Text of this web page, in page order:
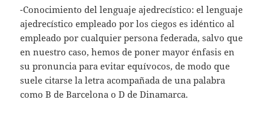
-Conocimiento del lenguaje ajedrecístico: el lenguaje
ajedrecístico empleado por los ciegos es idéntico al
empleado por cualquier persona federada, salvo que
en nuestro caso, hemos de poner mayor énfasis en
su pronuncia para evitar equívocos, de modo que
suele citarse la letra acompañada de una palabra
como B de Barcelona o D de Dinamarca.